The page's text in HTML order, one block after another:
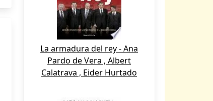
La armadura del rey - Ana
Pardo de Vera , Albert
Calatrava , Eider Hurtado